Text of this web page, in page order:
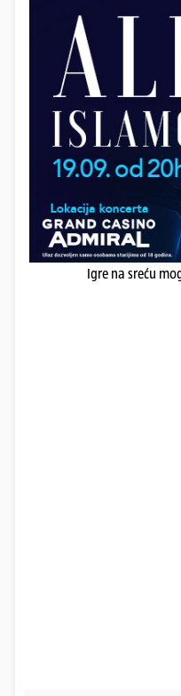
Igre na sreću